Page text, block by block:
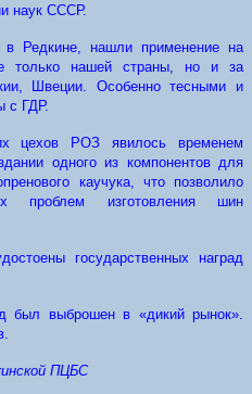
наук СССР.
в Редкине, нашли применение на
только нашей страны, но и за
Швеции. Особенно тесными и
с ГДР.
цехов РОЗ явилось временем
одного из компонентов для
каучука, что позволило
проблем изготовления шин
государственных наград
был выброшен в «дикий рынок».
ПЦБС